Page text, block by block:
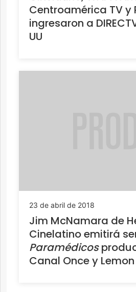
Centroamérica TV y
ingresaron a
UU
23 de abril de 2018
Jim McNamara de
Cinelatino emitirá
Paramédicos
Canal Once y